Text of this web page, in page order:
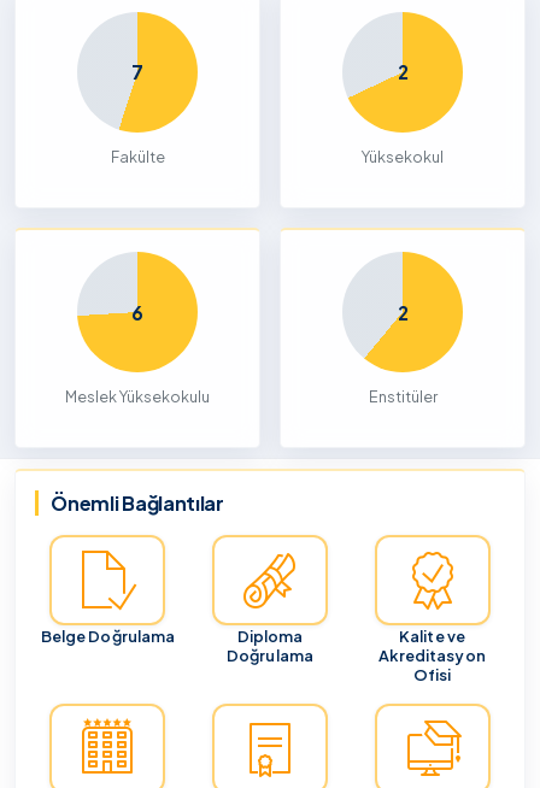
7
Fakülte
2
Yüksekokul
6
Meslek Yüksekokulu
2
Enstitüler
Önemli Bağlantılar
Belge Doğrulama
Diploma
Doğrulama
Kalite ve
Akreditasyon
Ofisi